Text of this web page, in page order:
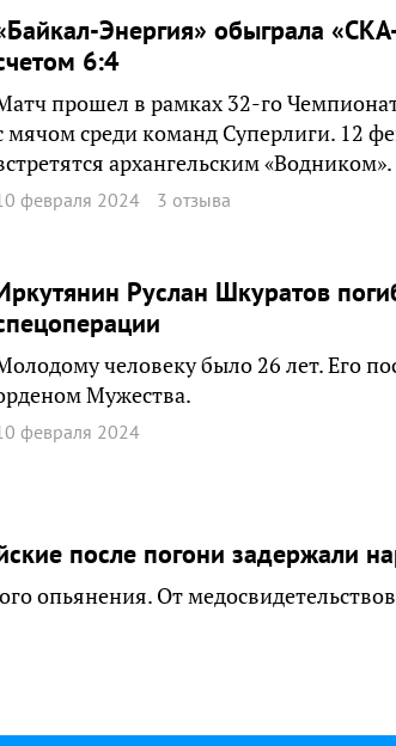
Энергия» обыграла
6:4
прошел в рамках 32-го
мячом среди команд Суперлиги. 12
архангельским «Водником».
февраля 2024 3 отзыва
Руслан Шкуратов
человеку было 26 лет. Его
Мужества.
февраля 2024
после погони задержали
опьянения. От